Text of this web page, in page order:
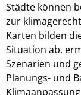
Städte können
zur
Karten bilden
Situation ab,
Szenarien und
Planungs- und